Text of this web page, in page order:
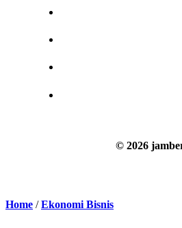
© 2026
Home /Ekonomi Bisnis